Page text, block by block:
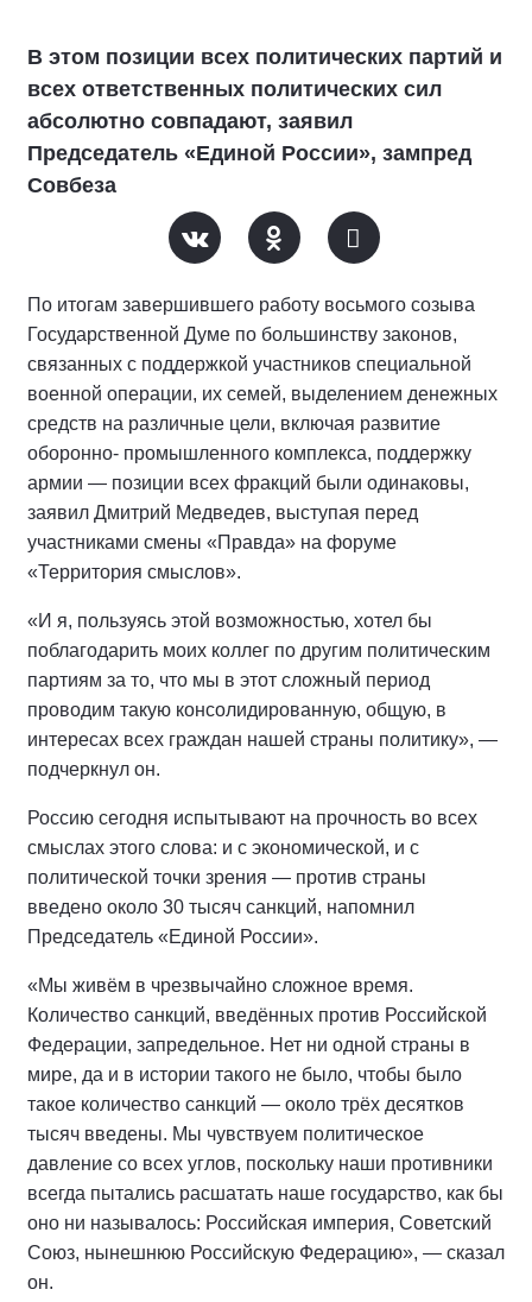
В этом позиции всех политических партий и
всех ответственных политических сил
абсолютно совпадают, заявил
Председатель «Единой России», зампред
Совбеза
По итогам завершившего работу восьмого созыва
Государственной Думе по большинству законов,
связанных с поддержкой участников специальной
военной операции, их семей, выделением денежных
средств на различные цели, включая развитие
оборонно- промышленного комплекса, поддержку
армии — позиции всех фракций были одинаковы,
заявил Дмитрий Медведев, выступая перед
участниками смены «Правда» на форуме
«Территория смыслов».
«И я, пользуясь этой возможностью, хотел бы
поблагодарить моих коллег по другим политическим
партиям за то, что мы в этот сложный период
проводим такую консолидированную, общую, в
интересах всех граждан нашей страны политику», —
подчеркнул он.
Россию сегодня испытывают на прочность во всех
смыслах этого слова: и с экономической, и с
политической точки зрения — против страны
введено около 30 тысяч санкций, напомнил
Председатель «Единой России».
«Мы живём в чрезвычайно сложное время.
Количество санкций, введённых против Российской
Федерации, запредельное. Нет ни одной страны в
мире, да и в истории такого не было, чтобы было
такое количество санкций — около трёх десятков
тысяч введены. Мы чувствуем политическое
давление со всех углов, поскольку наши противники
всегда пытались расшатать наше государство, как бы
оно ни называлось: Российская империя, Советский
Союз, нынешнюю Российскую Федерацию», — сказал
он.